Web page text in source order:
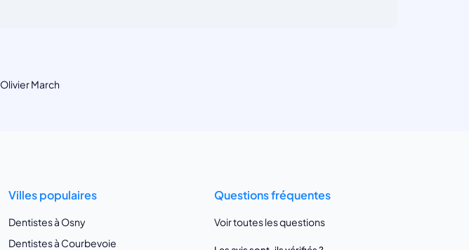
Olivier March
Villes populaires
Dentistes à Osny
Dentistes à Courbevoie
Questions fréquentes
Voir toutes les questions